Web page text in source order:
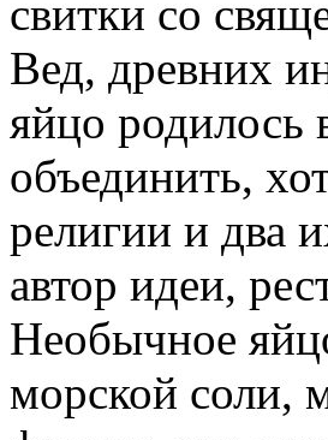
свитки со
Вед, древних
яйцо родилось
объединить,
религии и два
автор идеи,
Необычное
морской соли,